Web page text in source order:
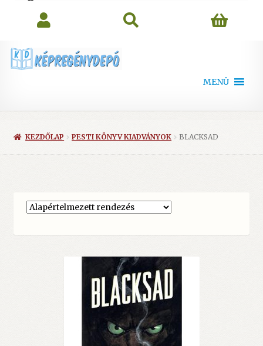
MENÜ
KEZDŐLAP PESTI KÖNYV KIADVÁNYOK BLACKSAD